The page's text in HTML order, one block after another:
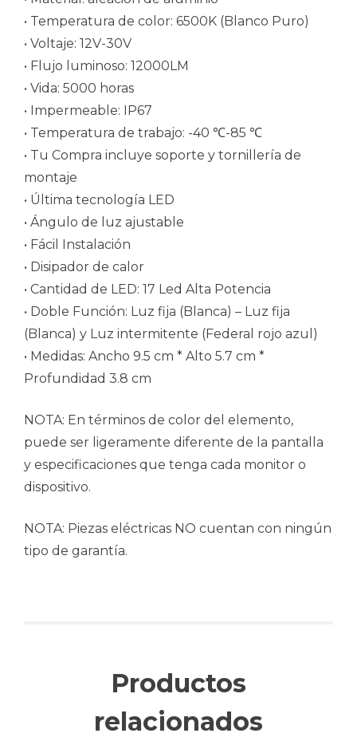
• Temperatura de color: 6500K (Blanco Puro)
• Voltaje: 12V-30V
• Flujo luminoso: 12000LM
• Vida: 5000 horas
• Impermeable: IP67
• Temperatura de trabajo: -40 ℃-85 ℃
• Tu Compra incluye soporte y tornillería de
montaje
• Última tecnología LED
• Ángulo de luz ajustable
• Fácil Instalación
• Disipador de calor
• Cantidad de LED: 17 Led Alta Potencia
• Doble Función: Luz fija (Blanca) – Luz fija
(Blanca) y Luz intermitente (Federal rojo azul)
• Medidas: Ancho 9.5 cm * Alto 5.7 cm *
Profundidad 3.8 cm
NOTA: En términos de color del elemento,
puede ser ligeramente diferente de la pantalla
y especificaciones que tenga cada monitor o
dispositivo.
NOTA: Piezas eléctricas NO cuentan con ningún
tipo de garantía.
Productos
relacionados